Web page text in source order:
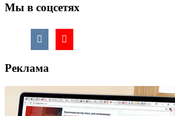
Мы в соцсетях
Реклама